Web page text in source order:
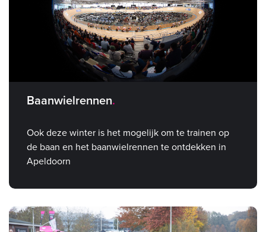
Baanwielrennen
Ook deze winter is het mogelijk om te trainen op
de baan en het baanwielrennen te ontdekken in
Apeldoorn